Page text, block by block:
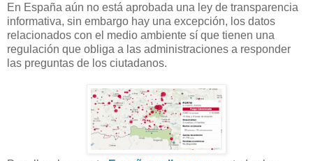
En España aún no está aprobada una ley de transparencia
informativa, sin embargo hay una excepción, los datos
relacionados con el medio ambiente sí que tienen una
regulación que obliga a las administraciones a responder
las preguntas de los ciutadanos.